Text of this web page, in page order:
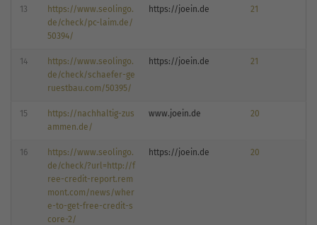
13
https://www.seolingo.
de/check/pc-laim.de/
50394/
https://joein.de 21
14
https://www.seolingo.
de/check/schaefer-ge
ruestbau.com/50395/
https://joein.de 21
15
https://nachhaltig-zus
ammen.de/
www.joein.de 20
16
https://www.seolingo.
de/check/?url=http://f
ree-credit-report.rem
mont.com/news/wher
e-to-get-free-credit-s
core-2/
https://joein.de 20